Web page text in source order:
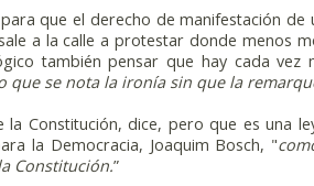
que el derecho de manifestación de
a la calle a protestar donde menos
también pensar que hay cada vez
que se nota la ironía sin que la
Constitución, dice, pero que es una
la Democracia, Joaquim Bosch, "
Constitución.”